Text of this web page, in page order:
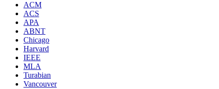
ACM
ACS
APA
ABNT
Chicago
Harvard
IEEE
MLA
Turabian
Vancouver